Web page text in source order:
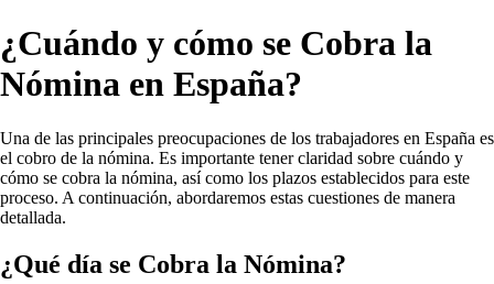
¿Cuándo y cómo se Cobra la
Nómina en España?
Una de las principales preocupaciones de los trabajadores en España es
el cobro de la nómina. Es importante tener claridad sobre cuándo y
cómo se cobra la nómina, así como los plazos establecidos para este
proceso. A continuación, abordaremos estas cuestiones de manera
detallada.
¿Qué día se Cobra la Nómina?